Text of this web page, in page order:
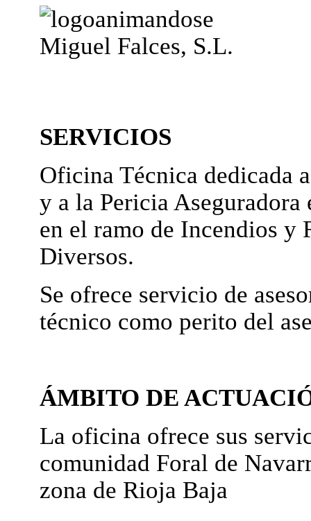
Miguel Falces, S.L.
SERVICIOS
Oficina Técnica dedicada
y a la Pericia Aseguradora
en el ramo de Incendios y
Diversos.
Se ofrece servicio de
técnico como perito del
ÁMBITO DE
La oficina ofrece sus
comunidad Foral de
zona de Rioja Baja